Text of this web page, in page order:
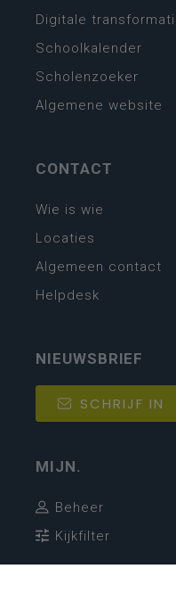
Digitale
Schoolkalender
Scholenzoeker
Algemene website
CONTACT
Wie is wie
Locaties
Algemeen contact
Helpdesk
NIEUWSBRIEF
SCHRIJF IN
MIJN.
Beheer
Kijkfilter